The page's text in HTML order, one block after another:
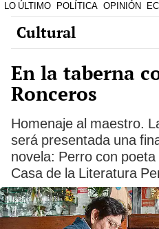
LO ÚLTIMO POLÍTICA OPINIÓN
Cultural
En la taberna
Ronceros
Homenaje al maestro.
será presentada una
novela: Perro con
Casa de la Literatura